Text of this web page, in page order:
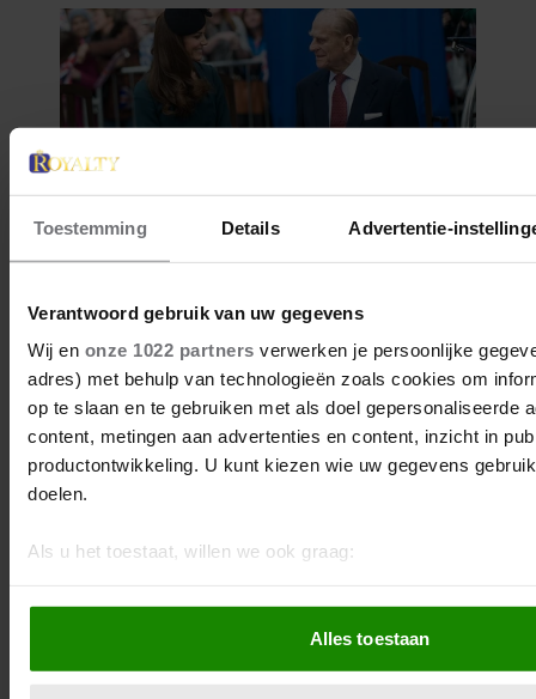
Toestemming Details Advertentie-
Verantwoord gebruik van uw gegevens
Wij en onze 1022 partners verwerken je persoonlijke
adres) met behulp van technologieën zoals cookies om
op te slaan en te gebruiken met als doel gepersonaliseerde
content, metingen aan advertenties en content, inzicht in
productontwikkeling. U kunt kiezen wie uw gegevens
doelen.
Als u het toestaat, willen we ook graag:
meter nauwkeurig kan zijn
Uw apparaat identificeren door het actief te scannen
eigenschappen (fingerprinting)
Alles toestaan